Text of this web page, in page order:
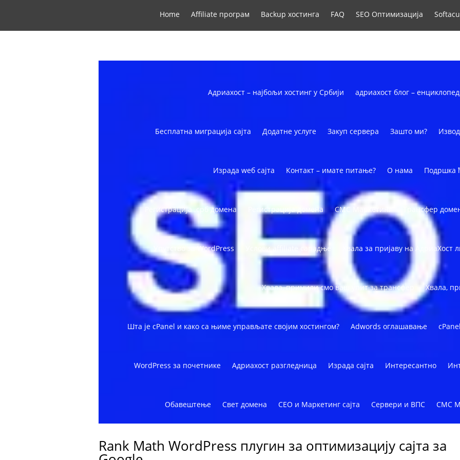
Home Affiliate програм Backup хостинга FAQ SEO Оптимизација
Адриахост – најбољи хостинг у Србији адриахост блог –
Бесплатна миграција сајта Додатне услуге Закуп сервера Зашто ми?
Израда wеб сајта Контакт – имате питање? О нама Подршка
Регистрација .срб домена Регистрација домена СМС Маркетинг Трансфер
Упутство за WordPress Услови affiliate сарадње Хвала за пријаву на АдриаХост
Хвала, примили смо ваш упит за трансфер Хвала,
Шта је cPanel и како са њиме управљате својим хостингом? Adwords оглашавање
WordPress за почетнике Адриахост разгледница Израда сајта Интересантно
Обавештење Свет домена СЕО и Маркетинг сајта Сервери и ВПС СМС
Rank Math WordPress плугин за оптимизацију сајта за